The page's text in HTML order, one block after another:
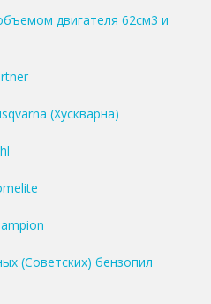
двигателя 62см3 и
(Хускварна)
(Советских) бензопил